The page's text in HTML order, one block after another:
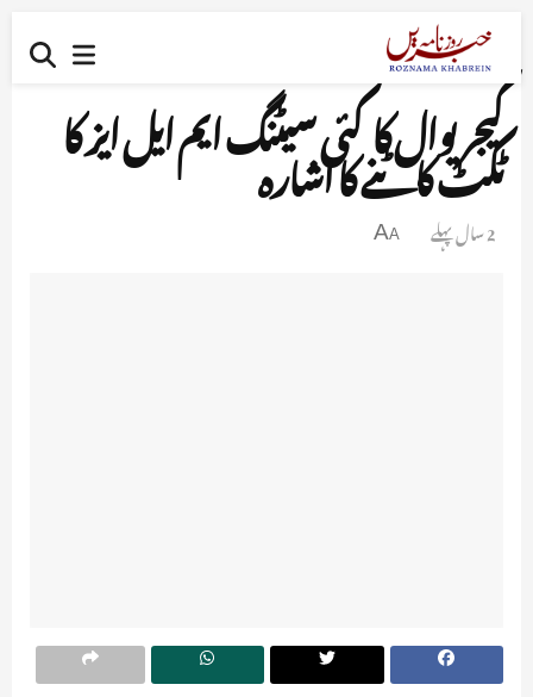
کیجریوال کا کئی سیٹنگ ایم ایل ایز کا
ٹکٹ کاٹنے کا اشارہ
2 سال پہلے A
A